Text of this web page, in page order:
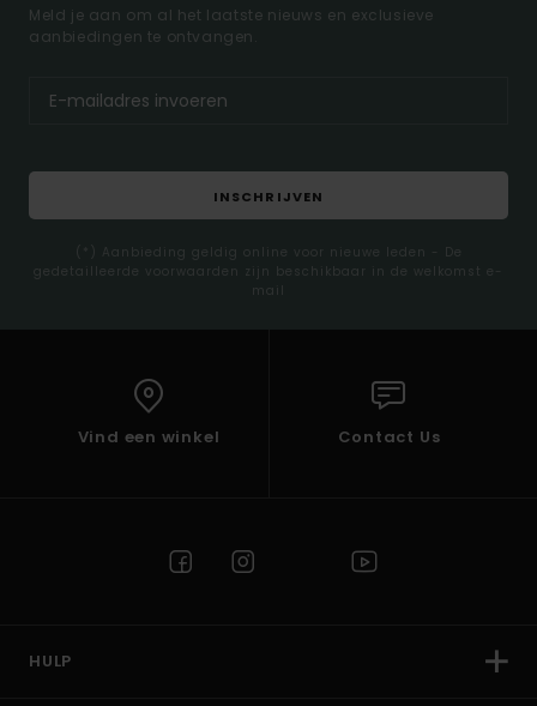
Meld je aan om al het laatste nieuws en exclusieve
aanbiedingen te ontvangen.
INSCHRIJVEN
(*) Aanbieding geldig online voor nieuwe leden - De
gedetailleerde voorwaarden zijn beschikbaar in de welkomst e-
mail
Vind een winkel Contact Us
HULP